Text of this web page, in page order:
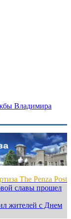
Владимира
The Penza Post
славы прошел
жителей с Днем